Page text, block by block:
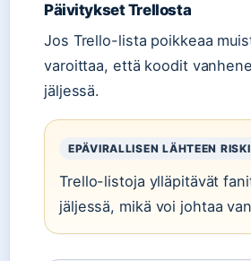
Päivitykset Trellosta
Jos Trello-lista poikkeaa
varoittaa, että koodit
jäljessä.
EPÄVIRALLISEN LÄHTEEN RISKI
Trello-listoja ylläpitävät
jäljessä, mikä voi johtaa